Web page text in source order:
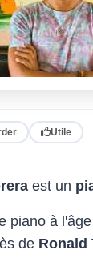
Utile
est un
piano à
de Ronald